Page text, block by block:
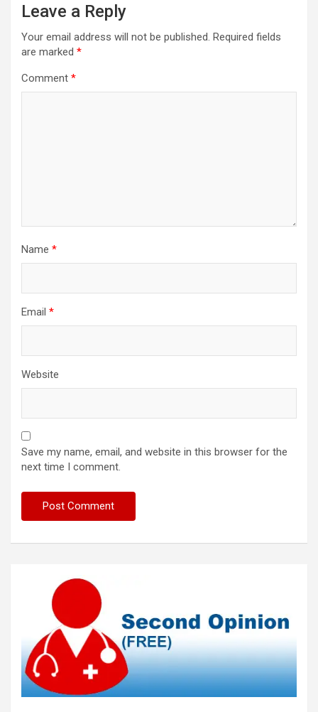
Leave a Reply
Your email address will not be published. Required fields
are marked *
Comment *
Name *
Email *
Website
Save my name, email, and website in this browser for the
next time I comment.